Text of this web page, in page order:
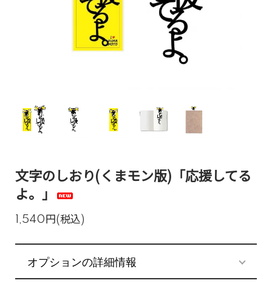
文字のしおり(くまモン版)「応援してる
よ。」
1,540円(税込)
オプションの詳細情報